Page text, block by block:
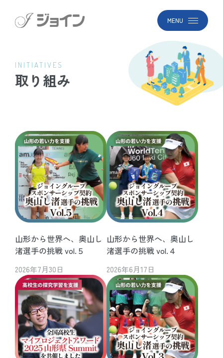
MENU
INITIATIVES
取り組み
山形から世界へ、奥山し
渚選手の挑戦 vol.５
2026年7月30日
山形から世界へ、奥山し
渚選手の挑戦 vol.４
2026年6月17日